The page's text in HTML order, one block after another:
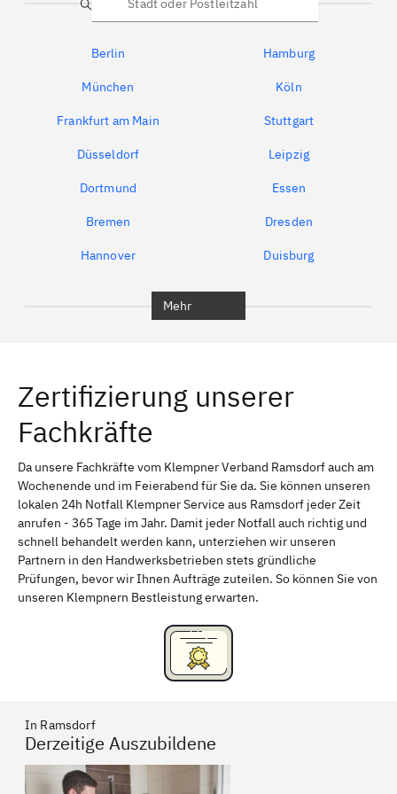
Suche
Berlin Hamburg
München Köln
Frankfurt am Main Stuttgart
Düsseldorf Leipzig
Dortmund Essen
Bremen Dresden
Hannover Duisburg
Erlangen Bamberg
Bayreuth
Schweinfurt Passau
Freising Rudelsdorf, Mittelfranken
Mehr
Zertifizierung unserer
Fachkräfte
Da unsere Fachkräfte vom Klempner Verband Ramsdorf auch am
Wochenende und im Feierabend für Sie da. Sie können unseren
lokalen 24h Notfall Klempner Service aus Ramsdorf jeder Zeit
anrufen - 365 Tage im Jahr. Damit jeder Notfall auch richtig und
schnell behandelt werden kann, unterziehen wir unseren
Partnern in den Handwerksbetrieben stets gründliche
Prüfungen, bevor wir Ihnen Aufträge zuteilen. So können Sie von
unseren Klempnern Bestleistung erwarten.
In Ramsdorf
Derzeitige Auszubildene